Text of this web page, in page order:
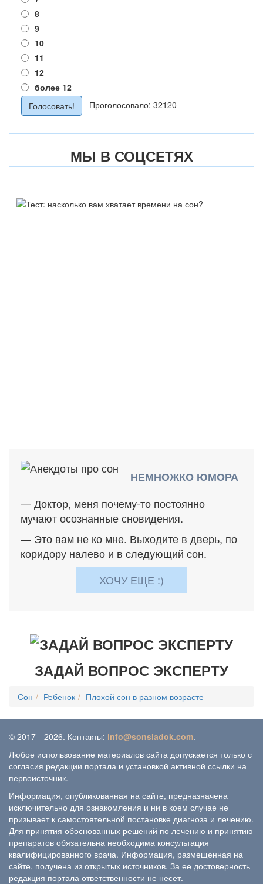
8
9
10
11
12
более 12
Проголосовало: 32120
МЫ В СОЦСЕТЯХ
НЕМНОЖКО ЮМОРА
— Доктор, меня почему-то постоянно
мучают осознанные сновидения.
— Это вам не ко мне. Выходите в дверь, по
коридору налево и в следующий сон.
ХОЧУ ЕЩЕ :)
ЗАДАЙ ВОПРОС ЭКСПЕРТУ
Сон Ребенок Плохой сон в разном возрасте
© 2017—2026. Контакты: info@sonsladok.com.
Любое использование материалов сайта допускается только с
согласия редакции портала и установкой активной ссылки на
первоисточник.
Информация, опубликованная на сайте, предназначена
исключительно для ознакомления и ни в коем случае не
призывает к самостоятельной постановке диагноза и лечению.
Для принятия обоснованных решений по лечению и принятию
препаратов обязательна необходима консультация
квалифицированного врача. Информация, размещенная на
сайте, получена из открытых источников. За ее достоверность
редакция портала ответственности не несет.